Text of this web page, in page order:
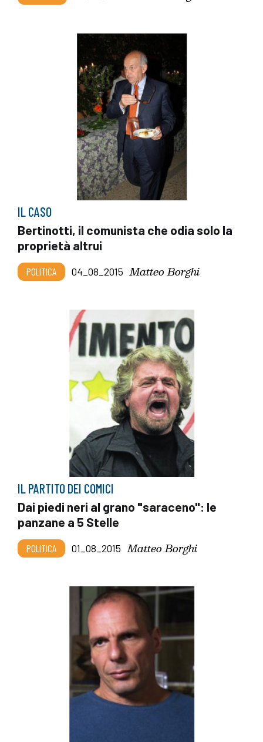
IL CASO
Bertinotti, il comunista che odia solo la
proprietà altrui
POLITICA 04_08_2015 Matteo Borghi
IL PARTITO DEI COMICI
Dai piedi neri al grano "saraceno": le
panzane a 5 Stelle
POLITICA 01_08_2015 Matteo Borghi